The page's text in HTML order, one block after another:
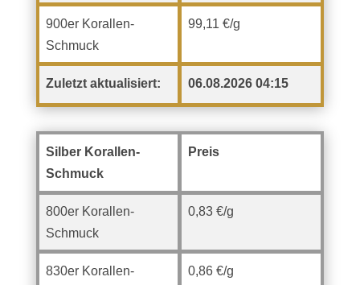
900er Korallen-
Schmuck
99,11 €/g
Zuletzt aktualisiert: 06.08.2026 04:15
Silber Korallen-
Schmuck
Preis
800er Korallen-
Schmuck
0,83 €/g
830er Korallen-
0,86 €/g